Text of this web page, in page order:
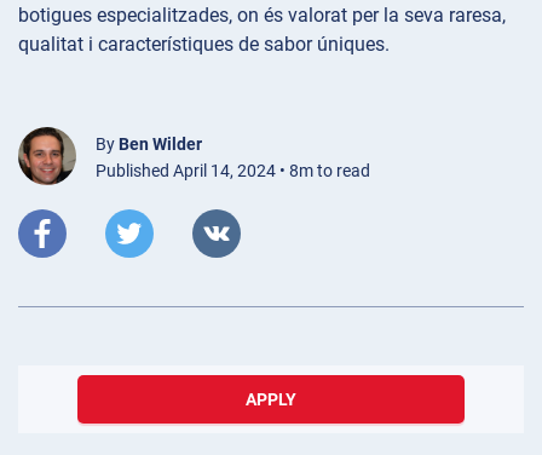
botigues especialitzades, on és valorat per la seva raresa,
qualitat i característiques de sabor úniques.
By Ben Wilder
Published April 14, 2024 • 8m to read
APPLY